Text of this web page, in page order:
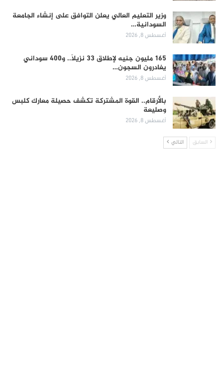
وزير التعليم العالي يعلن التوافق على إنشاء الجامعة
السودانية…
أغسطس 8, 2026
165 مليون جنيه لإطلاق 33 نزيلاً.. و400 سوداني
يغادرون السجون…
أغسطس 8, 2026
بالأرقام.. القوة المشتركة تكشف حصيلة معارك كلبس
وصليعة
أغسطس 8, 2026
السابق التالي